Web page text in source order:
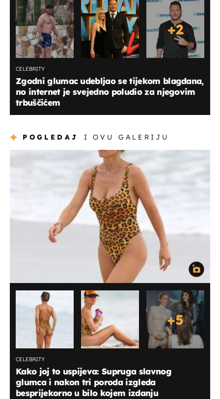
+2
CELEBRITY
Zgodni glumac udebljao se tijekom blagdana,
no internet je svejedno poludio za njegovim
trbuščićem
POGLEDAJ I OVU GALERIJU
+5
CELEBRITY
Kako joj to uspijeva: Supruga slavnog
glumca i nakon tri poroda izgleda
besprijekorno u bilo kojem izdanju